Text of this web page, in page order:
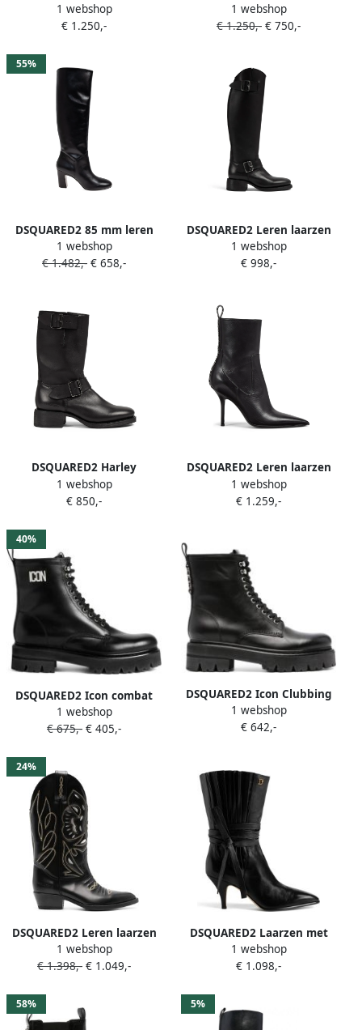
puntige neus en gespdetail
Zwart
1 webshop
€ 1.250,-
overknee laarzen Zwart
1 webshop
€ 1.250,- € 750,-
55%
DSQUARED2 85 mm leren
knielaarzen met blokhak
Zwart
1 webshop
€ 1.482,- € 658,-
DSQUARED2 Leren laarzen
Zwart
1 webshop
€ 998,-
DSQUARED2 Harley
bikerlaarzen Zwart
1 webshop
€ 850,-
DSQUARED2 Leren laarzen
Zwart
1 webshop
€ 1.259,-
40%
DSQUARED2 Icon combat
boots met plakkaat Zwart
1 webshop
€ 675,- € 405,-
DSQUARED2 Icon Clubbing
combat boots Zwart
1 webshop
€ 642,-
24%
DSQUARED2 Leren laarzen
Zwart
1 webshop
€ 1.398,- € 1.049,-
DSQUARED2 Laarzen met
logoplakkaat Zwart
1 webshop
€ 1.098,-
58% 5%